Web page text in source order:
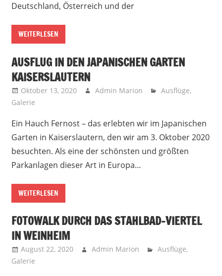
Deutschland, Österreich und der
WEITERLESEN
AUSFLUG IN DEN JAPANISCHEN GARTEN
KAISERSLAUTERN
Oktober 13, 2020 Admin Marion Ausflüge,
Galerie
Ein Hauch Fernost – das erlebten wir im Japanischen
Garten in Kaiserslautern, den wir am 3. Oktober 2020
besuchten. Als eine der schönsten und größten
Parkanlagen dieser Art in Europa…
WEITERLESEN
FOTOWALK DURCH DAS STAHLBAD-VIERTEL
IN WEINHEIM
August 22, 2020 Admin Marion Ausflüge,
Galerie